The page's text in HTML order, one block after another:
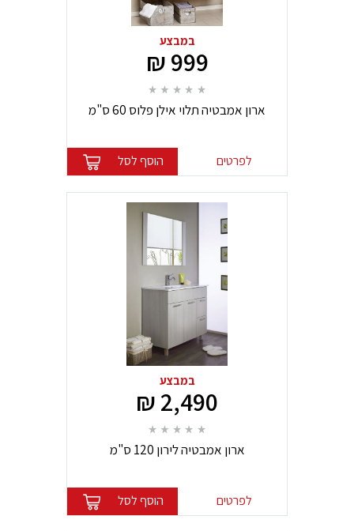
במבצע
999 ₪
ארון אמבטיה תלוי אילן פלוס 60 ס"מ
לפרטים הוסף לסל
במבצע
2,490 ₪
ארון אמבטיה לירון 120 ס"מ
לפרטים הוסף לסל